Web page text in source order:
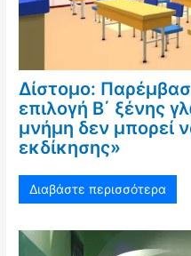
Δίστομο:
επιλογή Β΄ ξένης
μνήμη δεν μπορεί
εκδίκησης»
Διαβάστε περισσότερα